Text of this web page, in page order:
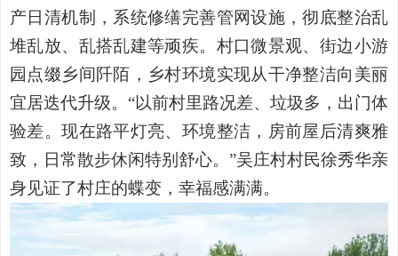
产日清机制，系统修缮完善管网设施，彻底整治乱
堆乱放、乱搭乱建等顽疾。村口微景观、街边小游
园点缀乡间阡陌，乡村环境实现从干净整洁向美丽
宜居迭代升级。 “以前村里路况差、垃圾多，出门体
验差。现在路平灯亮、环境整洁，房前屋后清爽雅
致，日常散步休闲特别舒心。”吴庄村村民徐秀华亲
身见证了村庄的蝶变，幸福感满满。